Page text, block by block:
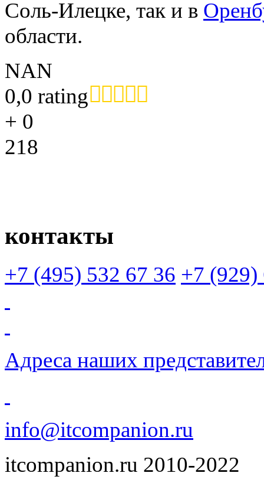
Соль-Илецке, так и в
области.
NAN
0,0 rating
+ 0
218
контакты
+7 (495) 532 67 36 +7 (929)
Адреса наших
info@itcompanion.ru
itcompanion.ru 2010-2022